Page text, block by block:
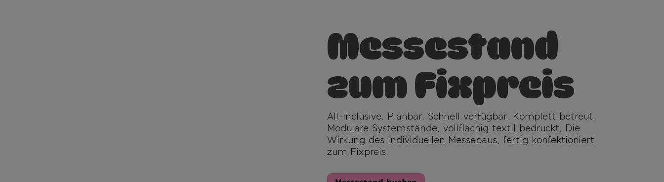
Messestand
zum Fixpreis
All-inclusive. Planbar. Schnell verfügbar. Komplett betreut.
Modulare Systemstände, vollflächig textil bedruckt. Die
Wirkung des individuellen Messebaus, fertig konfektioniert
zum Fixpreis.